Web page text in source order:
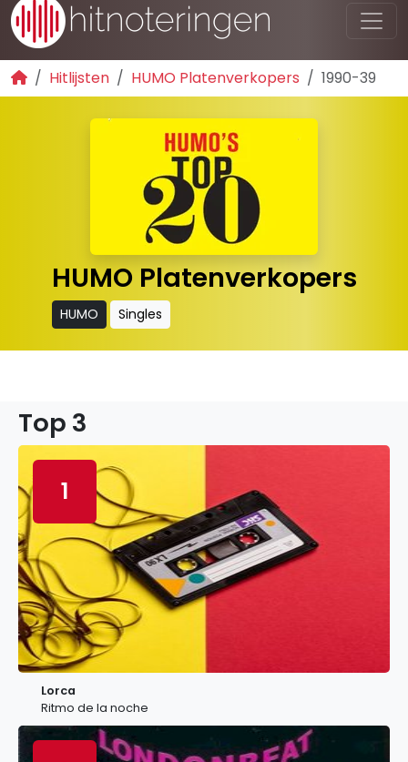
Hitlijsten HUMO Platenverkopers 1990-39
HUMO Platenverkopers
HUMO Singles
Top 3
1
Lorca
Ritmo de la noche